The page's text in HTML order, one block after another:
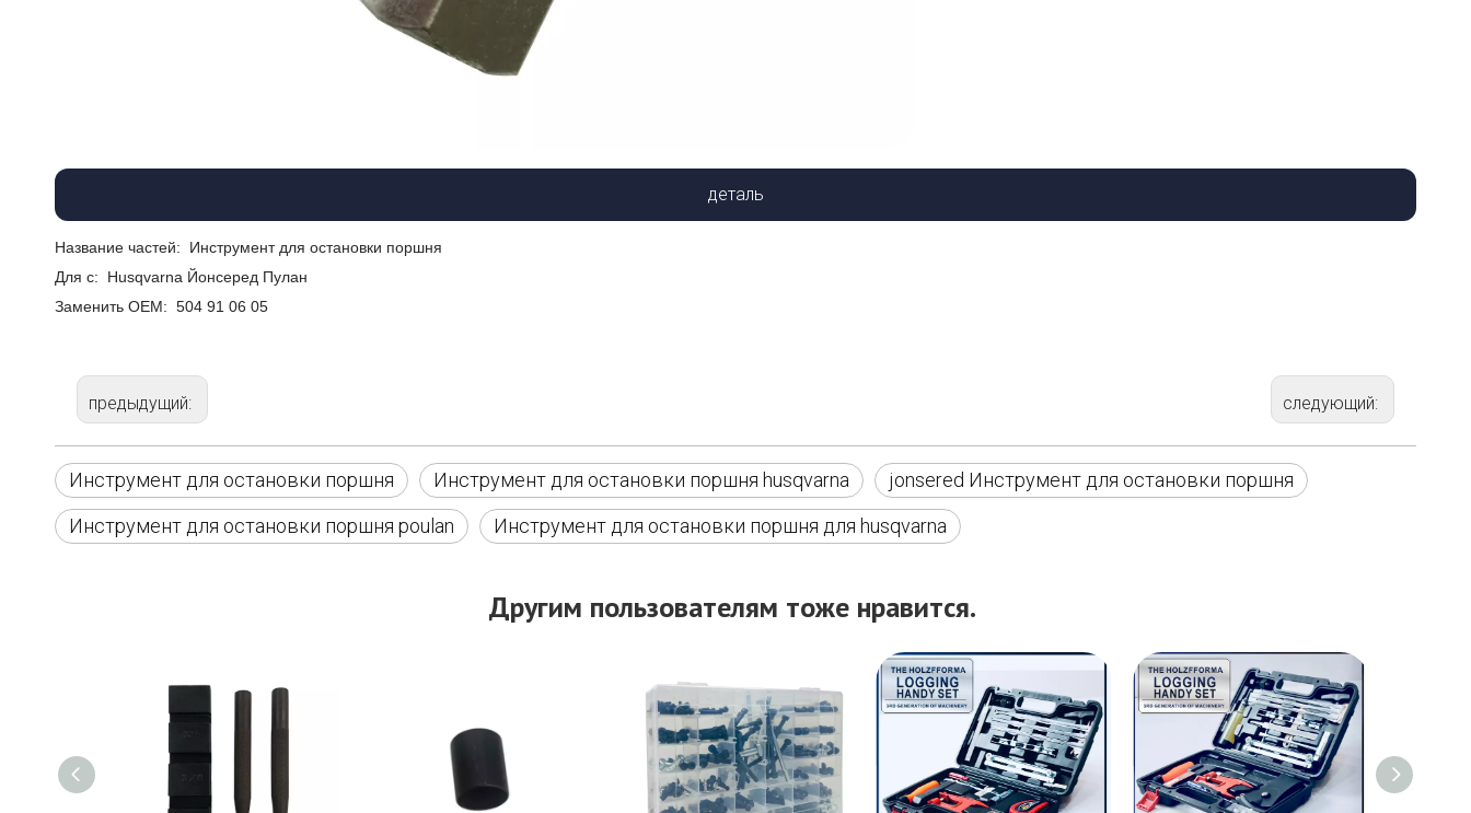
деталь
Название частей: Инструмент для остановки поршня
Для с: Husqvarna Йонсеред Пулан
Заменить ОЕМ: 504 91 06 05
предыдущий: следующий:
Инструмент для остановки поршня Инструмент для остановки поршня husqvarna
jonsered Инструмент для остановки поршня
Инструмент для остановки поршня poulan
Инструмент для остановки поршня для husqvarna
Другим пользователям тоже нравится.